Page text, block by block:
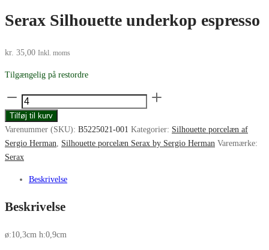
Serax Silhouette underkop espresso
kr. 35,00 Inkl. moms
Tilgængelig på restordre
Serax
Silhouette
underkop
Tilføj til kurv
Varenummer (SKU): B5225021-001 Kategorier: Silhouette porcelæn af
Sergio Herman
Silhouette porcelæn Serax by Sergio Herman Varemærke:
Serax
Beskrivelse
Beskrivelse
ø:10,3cm h:0,9cm